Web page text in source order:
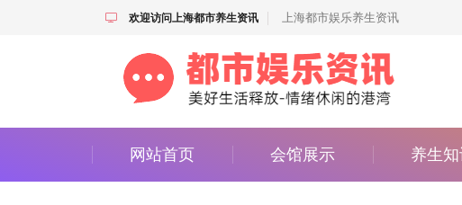
欢迎访问上海都市养生资讯 上海都市娱乐养生资讯
网站首页 会馆展示 养生知